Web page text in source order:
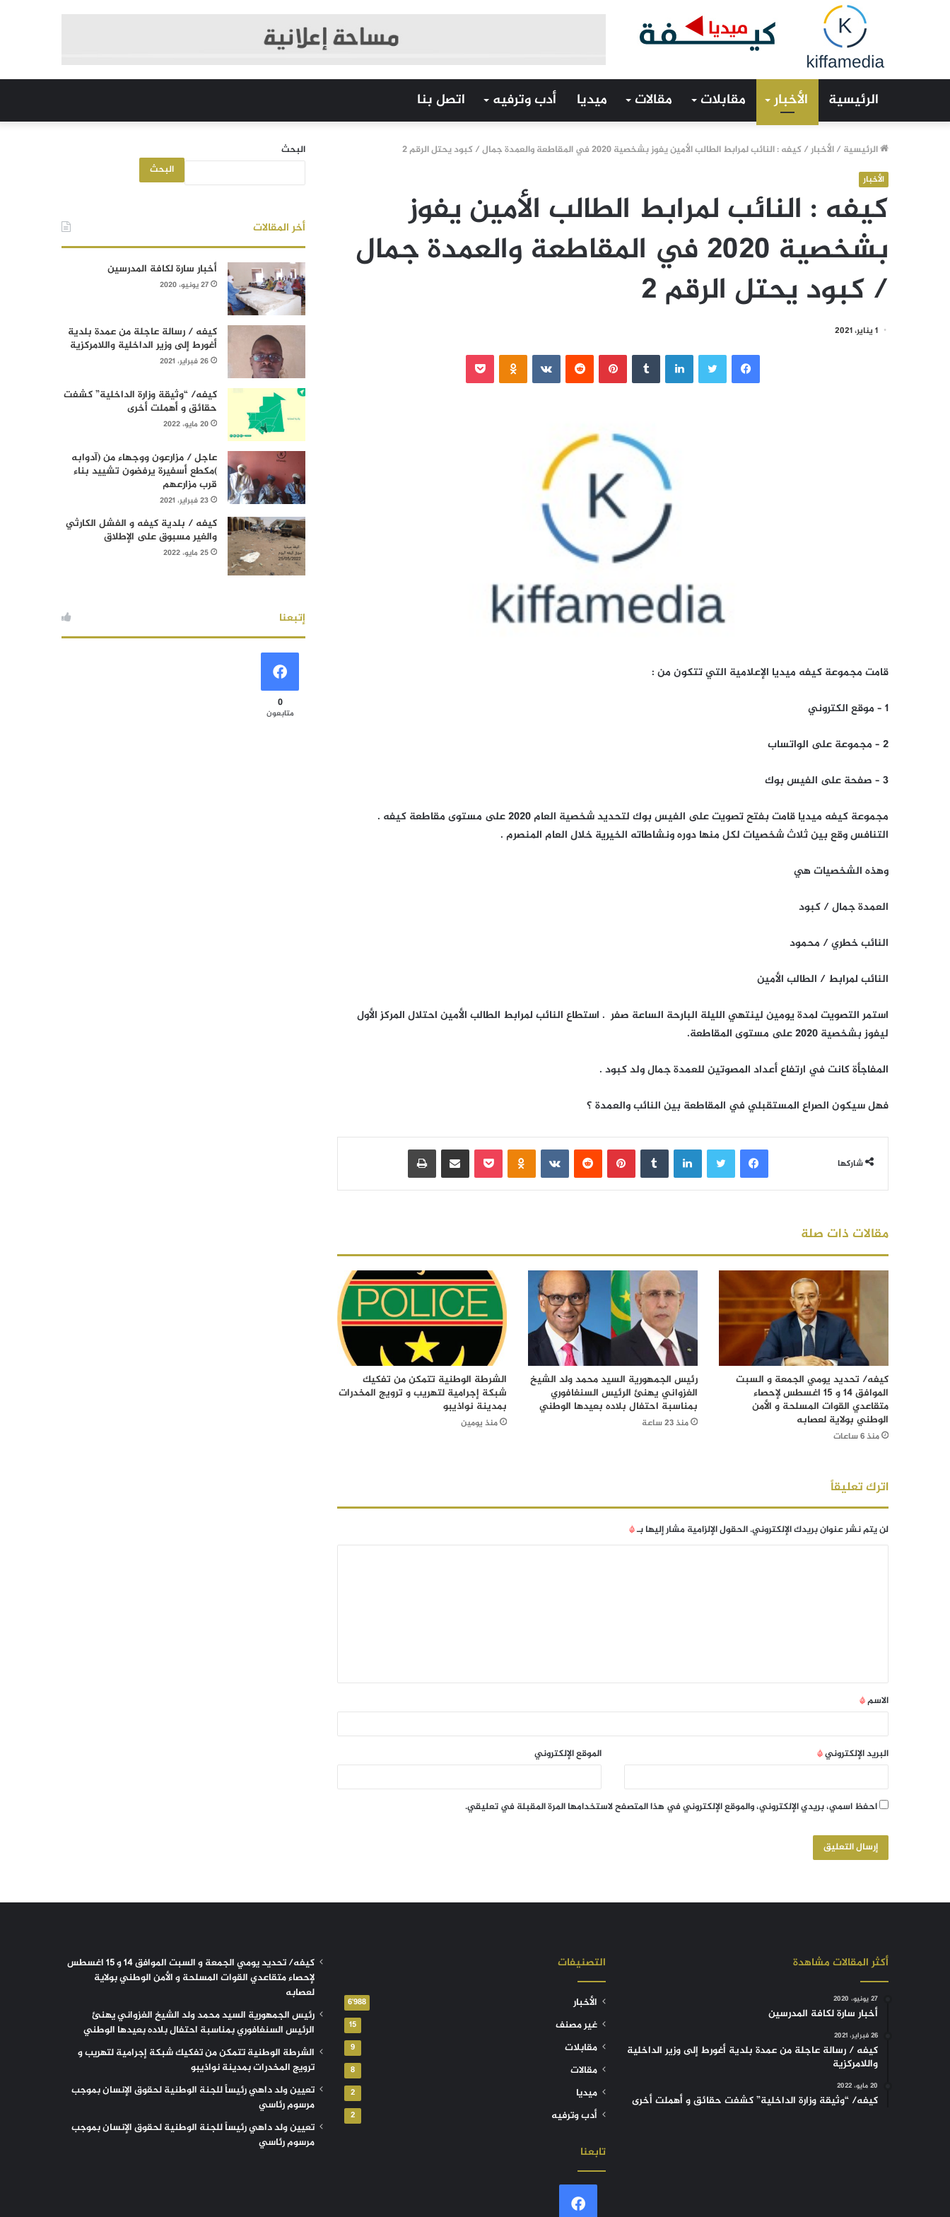
الرئيسية الأخبار مقابلات مقالات ميديا أدب وترفيه اتصل بنا
الرئيسية /الأخبار/كيفه : النائب لمرابط الطالب الأمين يفوز بشخصية 2020 في المقاطعة والعمدة جمال / كبود يحتل الرقم 2
الأخبار
كيفه : النائب لمرابط الطالب الأمين يفوز
بشخصية 2020 في المقاطعة والعمدة جمال
/ كبود يحتل الرقم 2
1 يناير، 2021
فيسبوك لينكدإن بينتيريست
قامت مجموعة كيفه ميديا الإعلامية التي تتكون من :
1 – موقع الكتروني
2 – مجموعة على الواتساب
3 – صفحة على الفيس بوك
مجموعة كيفه ميديا قامت بفتح تصويت على الفيس بوك لتحديد شخصية العام 2020 على مستوى مقاطعة كيفه .
التنافس وقع بين ثلاث شخصيات لكل منها دوره ونشاطاته الخيرية خلال العام المنصرم .
وهذه الشخصيات هي
العمدة جمال / كبود
النائب خطري / محمود
النائب لمرابط / الطالب الأمين
استمر التصويت لمدة يومين لينتهي الليلة البارحة الساعة صفر . استطاع النائب لمرابط الطالب الأمين احتلال المركز الأول
ليفوز بشخصية 2020 على مستوى المقاطعة.
المفاجأة كانت في ارتفاع أعداد المصوتين للعمدة جمال ولد كبود .
فهل سيكون الصراع المستقبلي في المقاطعة بين النائب والعمدة ؟
شاركها
فيسبوك لينكدإن بينتيريست بوكيت مشاركة عبر البريد
مقالات ذات صلة
كيفه/ تحديد يومي الجمعة و السبت
الموافق 14 و 15 اغسطس لإحصاء
متقاعدي القوات المسلحة و الأمن
الوطني بولاية لعصابه
منذ 6 ساعات
رئيس الجمهورية السيد محمد ولد الشيخ
الغزواني يهنئ الرئيس السنغافوري
بمناسبة احتفال بلاده بعيدها الوطني
منذ 23 ساعة
الشرطة الوطنية تتمكن من تفكيك
شبكة إجرامية لتهريب و ترويج المخدرات
بمدينة نواذيبو
منذ يومين
اترك تعليقاً
لن يتم نشر عنوان بريدك الإلكتروني.الحقول الإلزامية مشار إليها بـ*
الاسم*
البريد الإلكتروني* الموقع الإلكتروني
احفظ اسمي، بريدي الإلكتروني، والموقع الإلكتروني في هذا المتصفح لاستخدامها المرة المقبلة في تعليقي.
البحث
البحث
أخر المقالات
أخبار سارة لكافة المدرسين
27 يونيو، 2020
كيفه / رسالة عاجلة من عمدة بلدية
أغورط إلى وزير الداخلية واللامركزية
26 فبراير، 2021
كيفه/ “وثيقة وزارة الداخلية” كشفت
حقائق و أهملت أخرى
20 مايو، 2022
عاجل / مزارعون ووجهاء من (آدوابه
)مكطع أسفيرة يرفضون تشييد بناء
قرب مزارعهم
23 فبراير، 2021
كيفه / بلدية كيفه و الفشل الكارثي
والغير مسبوق على الإطلاق
25 مايو، 2022
إتبعنا
0
متابعون
أكثر المقالات مشاهدة
27 يونيو، 2020
أخبار سارة لكافة المدرسين
26 فبراير، 2021
كيفه / رسالة عاجلة من عمدة بلدية أغورط إلى وزير الداخلية
واللامركزية
20 مايو، 2022
كيفه/ “وثيقة وزارة الداخلية” كشفت حقائق و أهملت أخرى
التصنيفات
الأخبار 6٬988
غير مصنف 15
مقابلات 9
مقالات 8
ميديا 2
أدب وترفيه 2
تابعنا
كيفه/ تحديد يومي الجمعة و السبت الموافق 14 و 15 اغسطس
لإحصاء متقاعدي القوات المسلحة و الأمن الوطني بولاية
لعصابه
رئيس الجمهورية السيد محمد ولد الشيخ الغزواني يهنئ
الرئيس السنغافوري بمناسبة احتفال بلاده بعيدها الوطني
الشرطة الوطنية تتمكن من تفكيك شبكة إجرامية لتهريب و
ترويج المخدرات بمدينة نواذيبو
تعيين ولد داهي رئيساً للجنة الوطنية لحقوق الإنسان بموجب
مرسوم رئاسي
تعيين ولد داهي رئيساً للجنة الوطنية لحقوق الإنسان بموجب
مرسوم رئاسي